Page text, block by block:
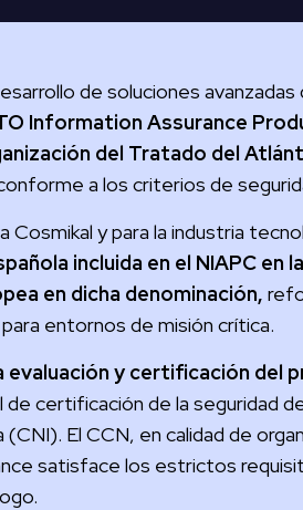
de soluciones avanzadas
Information Assurance
del Tratado del
a los criterios de
y para la industria
incluida en el NIAPC
en dicha denominación,
entornos de misión crítica.
evaluación y certificación del
de certificación de la seguridad
El CCN, en calidad de
satisface los estrictos